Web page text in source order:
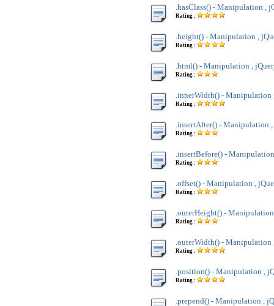
.hasClass() - Manipulation ,
Rating :
.height() - Manipulation ,
Rating :
.html() - Manipulation ,
Rating :
.innerWidth() - Manipulation
Rating :
.insertAfter() - Manipulation
Rating :
.insertBefore() -
Rating :
.offset() - Manipulation ,
Rating :
.outerHeight() -
Rating :
.outerWidth() - Manipulation
Rating :
.position() - Manipulation ,
Rating :
.prepend() - Manipulation ,